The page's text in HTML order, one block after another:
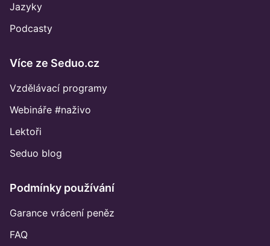
Jazyky
Podcasty
Více ze Seduo.cz
Vzdělávací programy
Webináře #naživo
Lektoři
Seduo blog
Podmínky používání
Garance vrácení peněz
FAQ